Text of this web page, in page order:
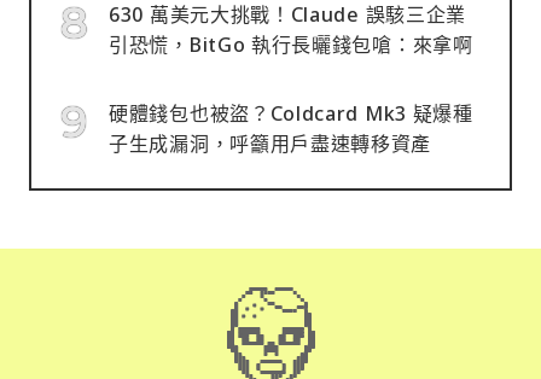
630 萬美元大挑戰！Claude 誤駭三企業
引恐慌，BitGo 執行長曬錢包嗆：來拿啊
硬體錢包也被盜？Coldcard Mk3 疑爆種
子生成漏洞，呼籲用戶盡速轉移資產